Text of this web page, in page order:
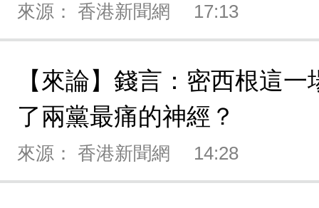
來源： 香港新聞網 17:13
【來論】錢言：密西根這
了兩黨最痛的神經？
來源： 香港新聞網 14:28